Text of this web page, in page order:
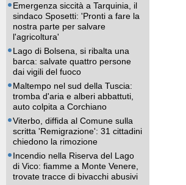
Emergenza siccità a Tarquinia, il
sindaco Sposetti: 'Pronti a fare la
nostra parte per salvare
l'agricoltura'
Lago di Bolsena, si ribalta una
barca: salvate quattro persone
dai vigili del fuoco
Maltempo nel sud della Tuscia:
tromba d'aria e alberi abbattuti,
auto colpita a Corchiano
Viterbo, diffida al Comune sulla
scritta 'Remigrazione': 31 cittadini
chiedono la rimozione
Incendio nella Riserva del Lago
di Vico: fiamme a Monte Venere,
trovate tracce di bivacchi abusivi